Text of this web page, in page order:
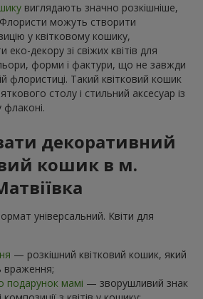
виглядають значно розкішніше,
можуть створити
у квітковому кошику,
декору зі свіжих квітів для
форми і фактури, що не завжди
флористиці. Такий квітковий кошик
столу і стильний аксесуар із
декоративний
кошик в м.
універсальний. Квіти для
— розкішний квітковий кошик, який
враження;
подарунок мамі — зворушливий знак